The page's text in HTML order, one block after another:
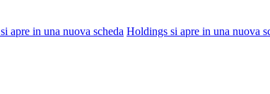
si apre in una nuova scheda Holdings si apre in una nuova